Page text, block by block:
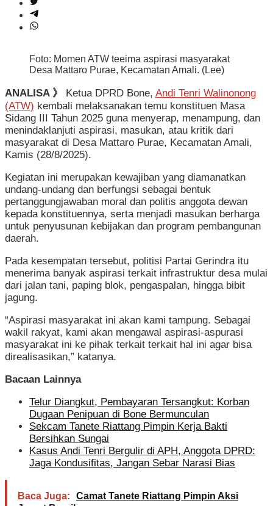
Foto: Momen ATW teeima aspirasi masyarakat
Desa Mattaro Purae, Kecamatan Amali. (Lee)
ANALISA 》 Ketua DPRD Bone, Andi Tenri Walinonong
(ATW) kembali melaksanakan temu konstituen Masa
Sidang III Tahun 2025 guna menyerap, menampung, dan
menindaklanjuti aspirasi, masukan, atau kritik dari
masyarakat di Desa Mattaro Purae, Kecamatan Amali,
Kamis (28/8/2025).
Kegiatan ini merupakan kewajiban yang diamanatkan
undang-undang dan berfungsi sebagai bentuk
pertanggungjawaban moral dan politis anggota dewan
kepada konstituennya, serta menjadi masukan berharga
untuk penyusunan kebijakan dan program pembangunan
daerah.
Pada kesempatan tersebut, politisi Partai Gerindra itu
menerima banyak aspirasi terkait infrastruktur desa mulai
dari jalan tani, paping blok, pengaspalan, hingga bibit
jagung.
“Aspirasi masyarakat ini akan kami tampung. Sebagai
wakil rakyat, kami akan mengawal aspirasi-aspurasi
masyarakat ini ke pihak terkait terkait hal ini agar bisa
direalisasikan,” katanya.
Bacaan Lainnya
Telur Diangkut, Pembayaran Tersangkut: Korban
Dugaan Penipuan di Bone Bermunculan
Sekcam Tanete Riattang Pimpin Kerja Bakti
Bersihkan Sungai
Kasus Andi Tenri Bergulir di APH, Anggota DPRD:
Jaga Kondusifitas, Jangan Sebar Narasi Bias
Baca Juga:
Camat Tanete Riattang Pimpin Aksi